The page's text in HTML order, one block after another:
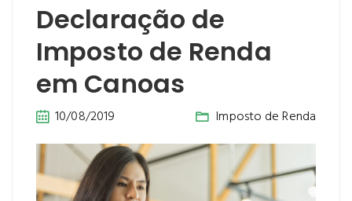
Declaração de
Imposto de Renda
em Canoas
10/08/2019 Imposto de Renda